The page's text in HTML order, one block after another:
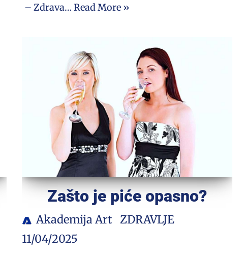
– Zdrava…Read More »
Zašto je piće opasno?
Akademija Art ZDRAVLJE
11/04/2025